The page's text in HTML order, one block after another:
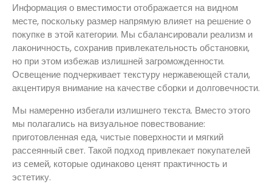
Информация о вместимости отображается на видном
месте, поскольку размер напрямую влияет на решение о
покупке в этой категории. Мы сбалансировали реализм и
лаконичность, сохранив привлекательность обстановки,
но при этом избежав излишней загроможденности.
Освещение подчеркивает текстуру нержавеющей стали,
акцентируя внимание на качестве сборки и долговечности.
Мы намеренно избегали излишнего текста. Вместо этого
мы полагались на визуальное повествование:
приготовленная еда, чистые поверхности и мягкий
рассеянный свет. Такой подход привлекает покупателей
из семей, которые одинаково ценят практичность и
эстетику.